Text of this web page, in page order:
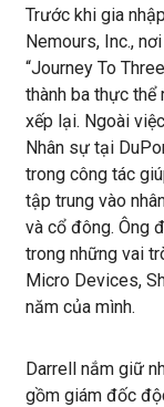
Trước khi gia
Nemours, Inc.,
“Journey To
thành ba thực
xếp lại. Ngoài
Nhân sự tại
trong công tác
tập trung vào
và cổ đông. Ông
trong những vai
Micro Devices,
năm của mình.
Darrell nắm giữ
gồm giám đốc